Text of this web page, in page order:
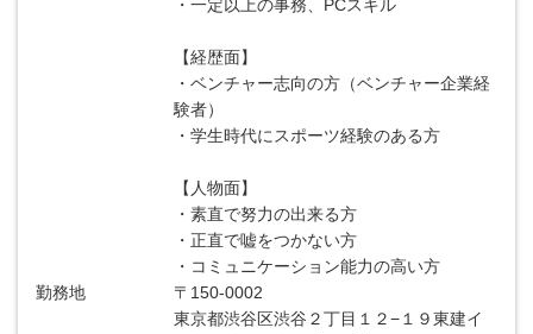
・一定以上の事務、PCスキル
【経歴面】
・ベンチャー志向の方（ベンチャー企業経
験者）
・学生時代にスポーツ経験のある方
【人物面】
・素直で努力の出来る方
・正直で嘘をつかない方
・コミュニケーション能力の高い方
勤務地
〒150-0002
東京都渋谷区渋谷２丁目１２−１９東建イ